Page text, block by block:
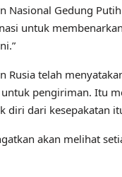
Nasional Gedung
untuk
Rusia telah
untuk pengiriman. Itu
diri dari kesepakatan
akan melihat